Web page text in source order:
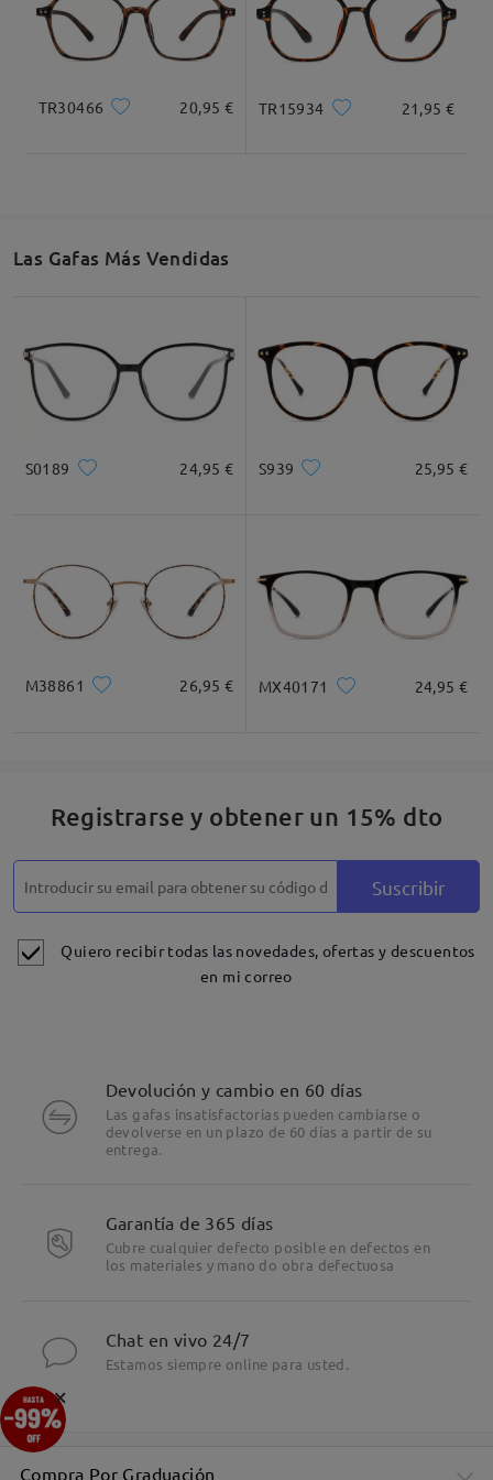
Deje su comentario
TR30466 20,95 € TR15934 21,95 €
Las Gafas Más Vendidas
S0189 24,95 € S939 25,95 €
M38861 26,95 € MX40171 24,95 €
Registrarse y obtener un 15% dto
Suscribir
Quiero recibir todas las novedades, ofertas y descuentos
en mi correo
Devolución y cambio en 60 días
Las gafas insatisfactorias pueden cambiarse o
devolverse en un plazo de 60 días a partir de su
entrega.
Garantía de 365 días
Cubre cualquier defecto posible en defectos en
los materiales y mano do obra defectuosa
Chat en vivo 24/7
Estamos siempre online para usted.
Compra Por Graduación
×